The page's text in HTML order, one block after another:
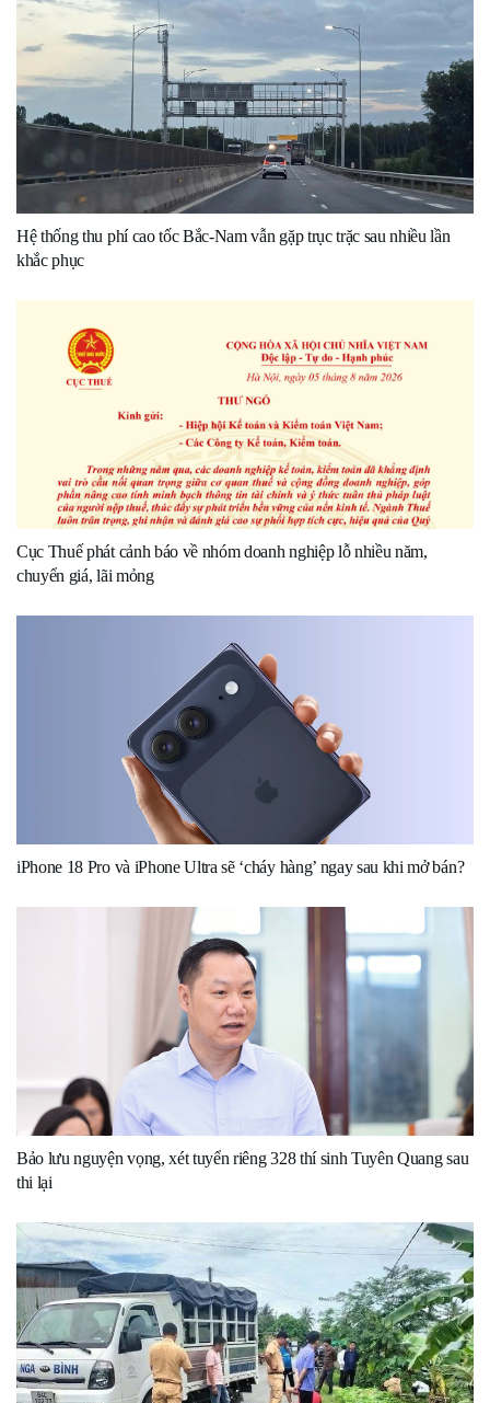
Hệ thống thu phí cao tốc Bắc-Nam vẫn gặp trục trặc sau nhiều lần
khắc phục
Cục Thuế phát cảnh báo về nhóm doanh nghiệp lỗ nhiều năm,
chuyển giá, lãi mỏng
iPhone 18 Pro và iPhone Ultra sẽ ‘cháy hàng’ ngay sau khi mở bán?
Bảo lưu nguyện vọng, xét tuyển riêng 328 thí sinh Tuyên Quang sau
thi lại